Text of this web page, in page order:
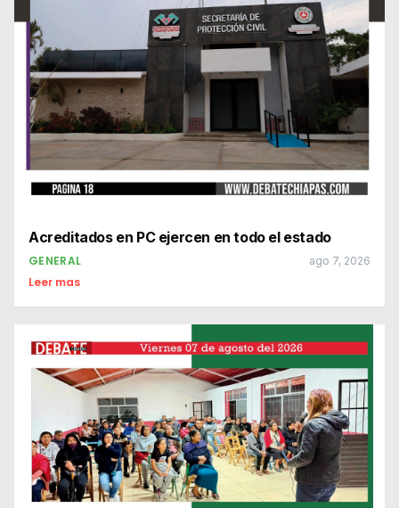
Acreditados en PC ejercen en todo el estado
GENERAL ago 7, 2026
Leer mas